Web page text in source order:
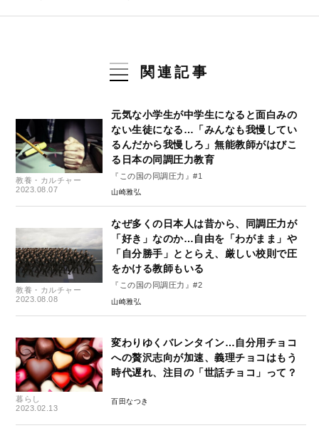
関連記事
教養・カルチャー
2023.08.07
元気な小学生が中学生になると面白みの
ない生徒になる…「みんなも我慢してい
るんだから我慢しろ」無能教師がはびこ
る日本の同調圧力教育
『この国の同調圧力』#1
山崎雅弘
教養・カルチャー
2023.08.08
なぜ多くの日本人は昔から、同調圧力が
「好き」なのか…自由を「わがまま」や
「自分勝手」ととらえ、厳しい校則で圧
をかける教師もいる
『この国の同調圧力』#2
山崎雅弘
暮らし
2023.02.13
変わりゆくバレンタイン…自分用チョコ
への贅沢志向が加速、義理チョコはもう
時代遅れ、注目の「世話チョコ」って？
百田なつき